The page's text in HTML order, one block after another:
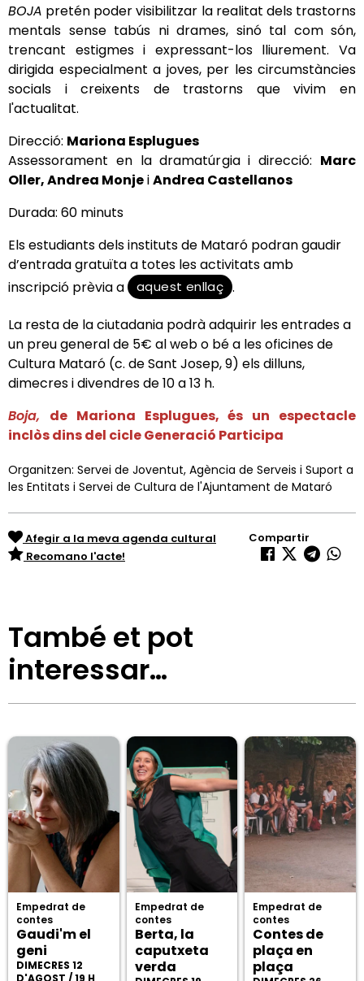
BOJA pretén poder visibilitzar la realitat dels trastorns
mentals sense tabús ni drames, sinó tal com són,
trencant estigmes i expressant-los lliurement. Va
dirigida especialment a joves, per les circumstàncies
socials i creixents de trastorns que vivim en
l'actualitat.
Direcció: Mariona Esplugues
Assessorament en la dramatúrgia i direcció: Marc
Oller, Andrea MonjeiAndrea Castellanos
Durada: 60 minuts
Els estudiants dels instituts de Mataró podran gaudir
d’entrada gratuïta a totes les activitats amb
inscripció prèvia a
aquest enllaç .
La resta de la ciutadania podrà adquirir les entrades a
un preu general de 5€ al web o bé a les oficines de
Cultura Mataró (c. de Sant Josep, 9) els dilluns,
dimecres i divendres de 10 a 13 h.
Boja, de Mariona Esplugues, és un espectacle
inclòs dins del cicle Generació Participa
Organitzen: Servei de Joventut, Agència de Serveis i Suport a
les Entitats i Servei de Cultura de l'Ajuntament de Mataró
Afegir a la meva agenda cultural
Recomano l'acte!
Compartir
També et pot
interessar…
Empedrat de
contes
Gaudi'm el
geni
DIMECRES 12
D'AGOST / 19 H
Empedrat de
contes
Berta, la
caputxeta
verda
Empedrat de
contes
Contes de
plaça en
plaça